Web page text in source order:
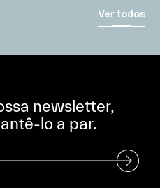
Ver todos
newsletter,
lo a par.